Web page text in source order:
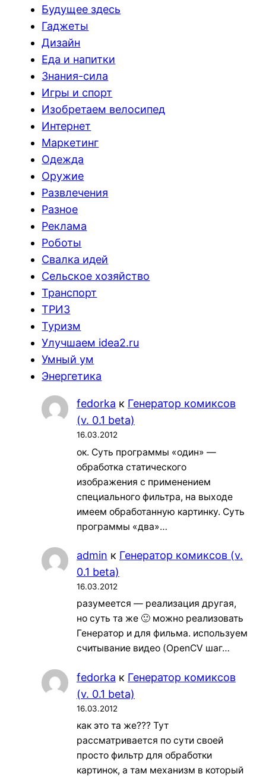
Будущее здесь
Гаджеты
Дизайн
Еда и напитки
Знания-сила
Игры и спорт
Изобретаем велосипед
Интернет
Маркетинг
Одежда
Оружие
Развлечения
Разное
Реклама
Роботы
Свалка идей
Сельское хозяйство
Транспорт
ТРИЗ
Туризм
Улучшаем idea2.ru
Умный ум
Энергетика
fedorka к Генератор комиксов
(v. 0.1 beta)
16.03.2012
ок. Суть программы «один» —
обработка статического
изображения с применением
специального фильтра, на выходе
имеем обработанную картинку. Суть
программы «два»…
admin к Генератор комиксов (v.
0.1 beta)
16.03.2012
разумеется — реализация другая,
но суть та же 🙂 можно реализовать
Генератор и для фильма. используем
считывание видео (OpenCV шаг…
fedorka к Генератор комиксов
(v. 0.1 beta)
16.03.2012
как это та же??? Тут
рассматривается по сути своей
просто фильтр для обработки
картинок, а там механизм в который